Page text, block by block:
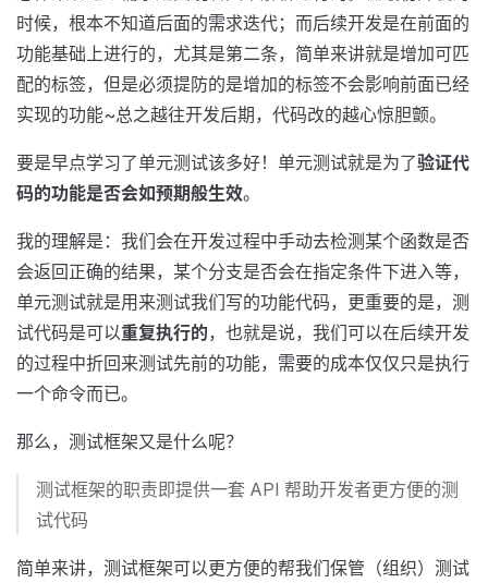
时候，根本不知道后面的需求迭代；而后续开发是在前面的
功能基础上进行的，尤其是第二条，简单来讲就是增加可匹
配的标签，但是必须提防的是增加的标签不会影响前面已经
实现的功能~总之越往开发后期，代码改的越心惊胆颤。
要是早点学习了单元测试该多好！单元测试就是为了验证代
码的功能是否会如预期般生效。
我的理解是：我们会在开发过程中手动去检测某个函数是否
会返回正确的结果，某个分支是否会在指定条件下进入等，
单元测试就是用来测试我们写的功能代码，更重要的是，测
试代码是可以重复执行的，也就是说，我们可以在后续开发
的过程中折回来测试先前的功能，需要的成本仅仅只是执行
一个命令而已。
那么，测试框架又是什么呢？
测试框架的职责即提供一套 API 帮助开发者更方便的测
试代码
简单来讲，测试框架可以更方便的帮我们保管（组织）测试